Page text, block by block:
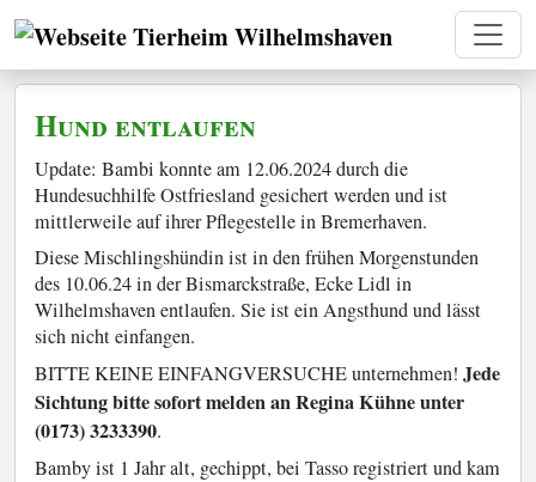
Hund entlaufen
Update: Bambi konnte am 12.06.2024 durch die
Hundesuchhilfe Ostfriesland gesichert werden und ist
mittlerweile auf ihrer Pflegestelle in Bremerhaven.
Diese Mischlingshündin ist in den frühen Morgenstunden
des 10.06.24 in der Bismarckstraße, Ecke Lidl in
Wilhelmshaven entlaufen. Sie ist ein Angsthund und lässt
sich nicht einfangen.
BITTE KEINE EINFANGVERSUCHE unternehmen! Jede
Sichtung bitte sofort melden an Regina Kühne unter
(0173) 3233390.
Bamby ist 1 Jahr alt, gechippt, bei Tasso registriert und kam